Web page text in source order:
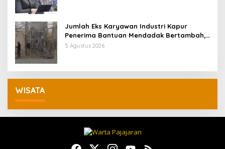
Jumlah Eks Karyawan Industri Kapur
Penerima Bantuan Mendadak Bertambah,
KDM: Kita Identifikasi
5 Agustus 2026
WISATA